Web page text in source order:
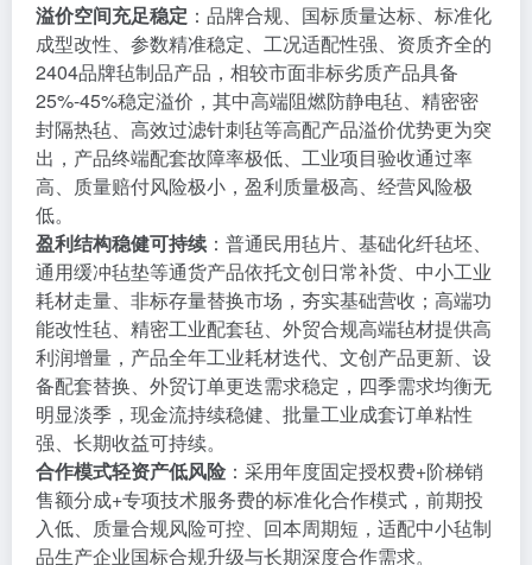
溢价空间充足稳定 ：品牌合规、国标质量达标、标准化
成型改性、参数精准稳定、工况适配性强、资质齐全的
2404品牌毡制品产品，相较市面非标劣质产品具备
25%-45%稳定溢价，其中高端阻燃防静电毡、精密密
封隔热毡、高效过滤针刺毡等高配产品溢价优势更为突
出，产品终端配套故障率极低、工业项目验收通过率
高、质量赔付风险极小，盈利质量极高、经营风险极
低。
盈利结构稳健可持续 ：普通民用毡片、基础化纤毡坯、
通用缓冲毡垫等通货产品依托文创日常补货、中小工业
耗材走量、非标存量替换市场，夯实基础营收；高端功
能改性毡、精密工业配套毡、外贸合规高端毡材提供高
利润增量，产品全年工业耗材迭代、文创产品更新、设
备配套替换、外贸订单更迭需求稳定，四季需求均衡无
明显淡季，现金流持续稳健、批量工业成套订单粘性
强、长期收益可持续。
合作模式轻资产低风险：采用年度固定授权费+阶梯销
售额分成+专项技术服务费的标准化合作模式，前期投
入低、质量合规风险可控、回本周期短，适配中小毡制
品生产企业国标合规升级与长期深度合作需求。